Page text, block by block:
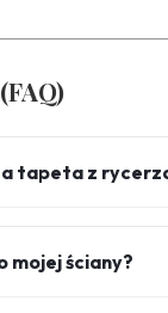
tapeta z
mojej ściany?